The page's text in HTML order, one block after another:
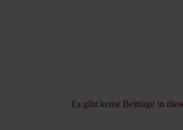
Es gibt keine Beiträge in